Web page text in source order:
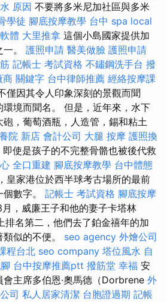
原因 不要將多米尼加社區與多米
學徒 腳底按摩教學 台中 spa local
體 大里推拿 這個小島國家提供加
。 護照申請 醫美做臉 護照申請
記帳士 考試資格 不鏽鋼洗手台 撥
商 關鍵字 台中律師推薦 經絡按摩課
僅因其令人印象深刻的景觀而聞
境而聞名。 但是，近年來，水下
，葡萄酒瓶，人造管，錫和粘土
院 新店 會計公司 大腿 按摩 護照換
使是孩子的不完整骨骼也被後代救
全口重建 腳底按摩教學 台中體態
皇家港位於西半球考古場所的最前
數字。 記帳士 考試資格 腳底按摩
月，威廉王子和他的妻子卡塔林
排名第二，他們去了鉑金禧年的加
似的不便。 seo agency 外燴公司
程台北 seo company 塔位風水 自
台中按摩推薦ptt 撥筋堂 幸福 安
主席多伯恩·奧馬德（Dorbrene 外
司 私人居家清潔 台胞證過期 記帳